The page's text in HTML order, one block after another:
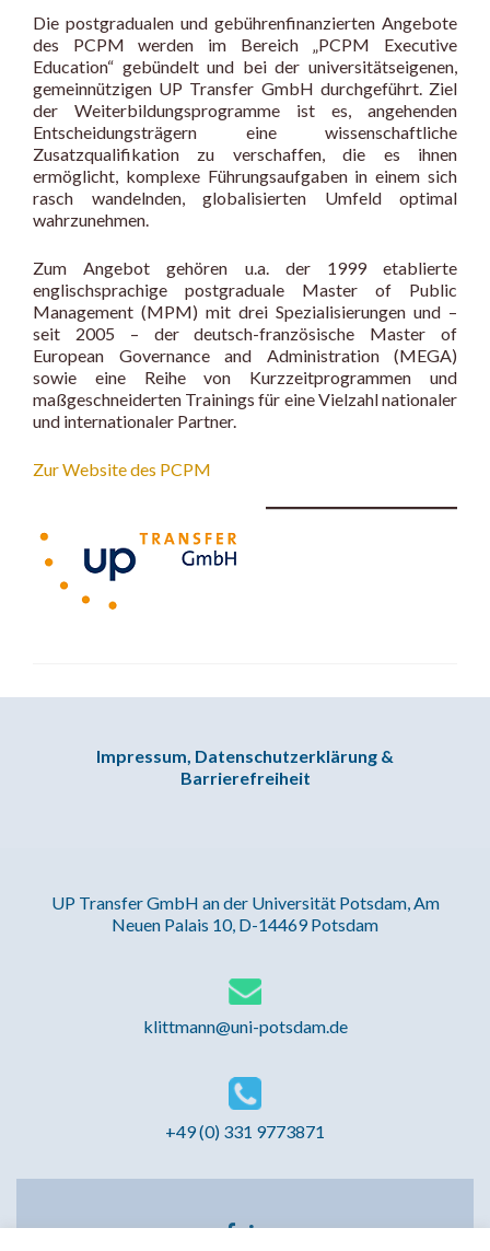
Die postgradualen und gebührenfinanzierten Angebote
des PCPM werden im Bereich „PCPM Executive
Education“ gebündelt und bei der universitätseigenen,
gemeinnützigen UP Transfer GmbH durchgeführt. Ziel
der Weiterbildungsprogramme ist es, angehenden
Entscheidungsträgern eine wissenschaftliche
Zusatzqualifikation zu verschaffen, die es ihnen
ermöglicht, komplexe Führungsaufgaben in einem sich
rasch wandelnden, globalisierten Umfeld optimal
wahrzunehmen.
Zum Angebot gehören u.a. der 1999 etablierte
englischsprachige postgraduale Master of Public
Management (MPM) mit drei Spezialisierungen und –
seit 2005 – der deutsch-französische Master of
European Governance and Administration (MEGA)
sowie eine Reihe von Kurzzeitprogrammen und
maßgeschneiderten Trainings für eine Vielzahl nationaler
und internationaler Partner.
Zur Website des PCPM
Impressum, Datenschutzerklärung &
Barrierefreiheit
UP Transfer GmbH an der Universität Potsdam, Am
Neuen Palais 10, D-14469 Potsdam
klittmann@uni-potsdam.de
+49 (0) 331 9773871
Facebook-
LinkedIn-